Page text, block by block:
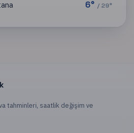
6° / 29°
tahminleri, saatlik değişim ve